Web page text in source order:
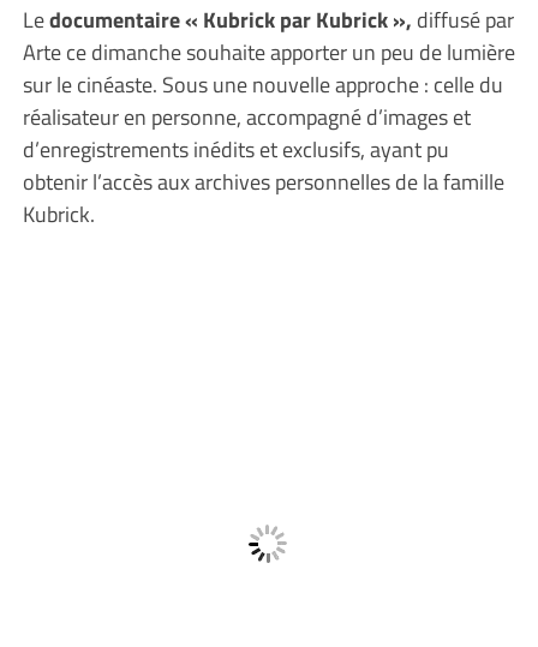
Ledocumentaire « Kubrick par Kubrick », diffusé par
Arte ce dimanche souhaite apporter un peu de lumière
sur le cinéaste. Sous une nouvelle approche : celle du
réalisateur en personne, accompagné d’images et
d’enregistrements inédits et exclusifs, ayant pu
obtenir l’accès aux archives personnelles de la famille
Kubrick.